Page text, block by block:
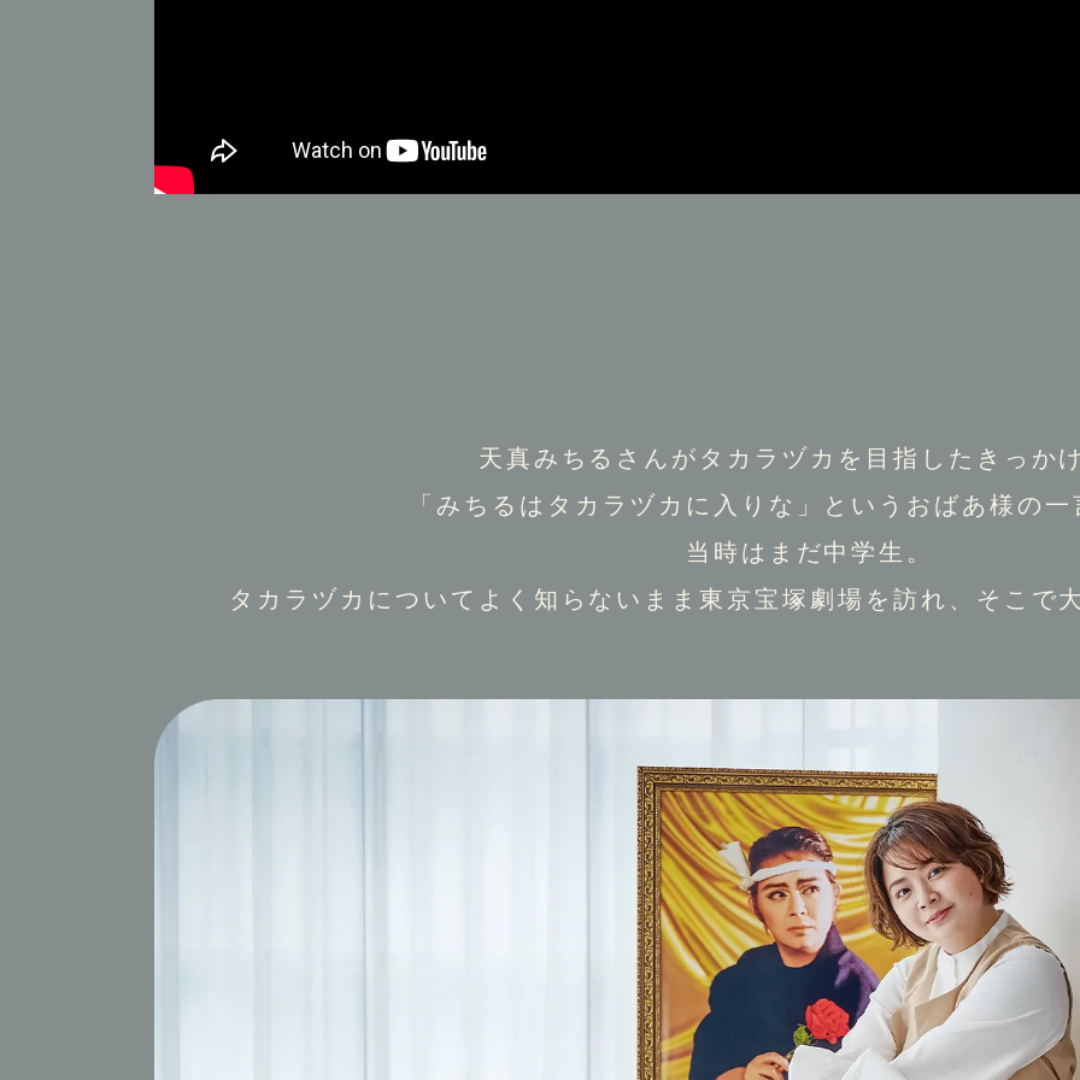
天真みちるさんがタカラヅカを目指したきっかけ
「みちるはタカラヅカに入りな」というおばあ様の一
当時はまだ中学生。
タカラヅカについてよく知らないまま東京宝塚劇場を訪れ、そこで